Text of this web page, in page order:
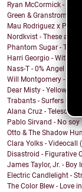
Ryan McCormick -
Green & Granstrom -
Mau Rodriguez x
Nordkvist - These are
Phantom Sugar - Too
Harri Georgio - With
Nass-T - 0% Angel
Will Montgomery -
Dear Misty - Yellow
Trabants - Surfers On
Alana Cruz - Telescope
Pablo Sirvand - No soy
Otto & The Shadow
Clara Yolks - Videocall
Disastroid - Figurative
James Taylor, Jr. - Boy
Electric Candlelight -
The Color Blew - Love